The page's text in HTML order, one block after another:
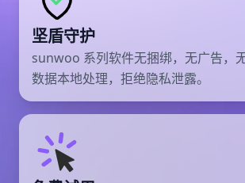
坚盾守护
sunwoo 系列软件无捆绑，无广告，
数据本地处理，拒绝隐私泄露。